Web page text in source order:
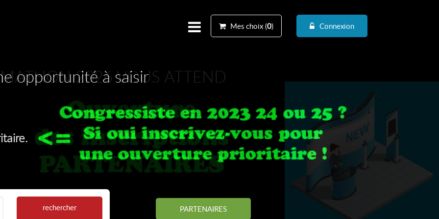
Mes choix (0) Connexion
opportunité à saisir
2026 VOUS ATTEND
rechercher PARTENAIRES